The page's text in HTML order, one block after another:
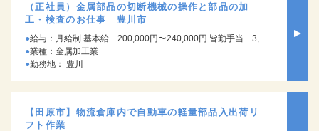
（正社員）金属部品の切断機械の操作と部品の加
工・検査のお仕事 豊川市
給与：月給制 基本給 200,000円〜240,000円 皆勤手当 3,000円/月 通勤手当規定支給 ※試用期間3ヶ月 試用期間中の労働条件：時給1,300円～
業種：金属加工業
勤務地： 豊川
【田原市】物流倉庫内で自動車の軽量部品入出荷リ
フト作業